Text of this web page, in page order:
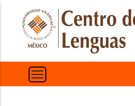
contenido